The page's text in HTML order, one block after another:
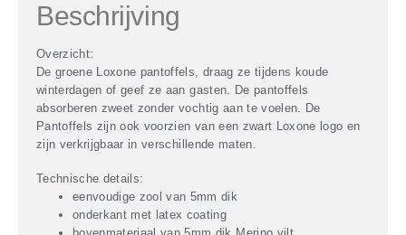
Beschrijving
Overzicht:
De groene Loxone pantoffels, draag ze tijdens koude
winterdagen of geef ze aan gasten. De pantoffels
absorberen zweet zonder vochtig aan te voelen. De
Pantoffels zijn ook voorzien van een zwart Loxone logo en
zijn verkrijgbaar in verschillende maten.
Technische details:
eenvoudige zool van 5mm dik
onderkant met latex coating